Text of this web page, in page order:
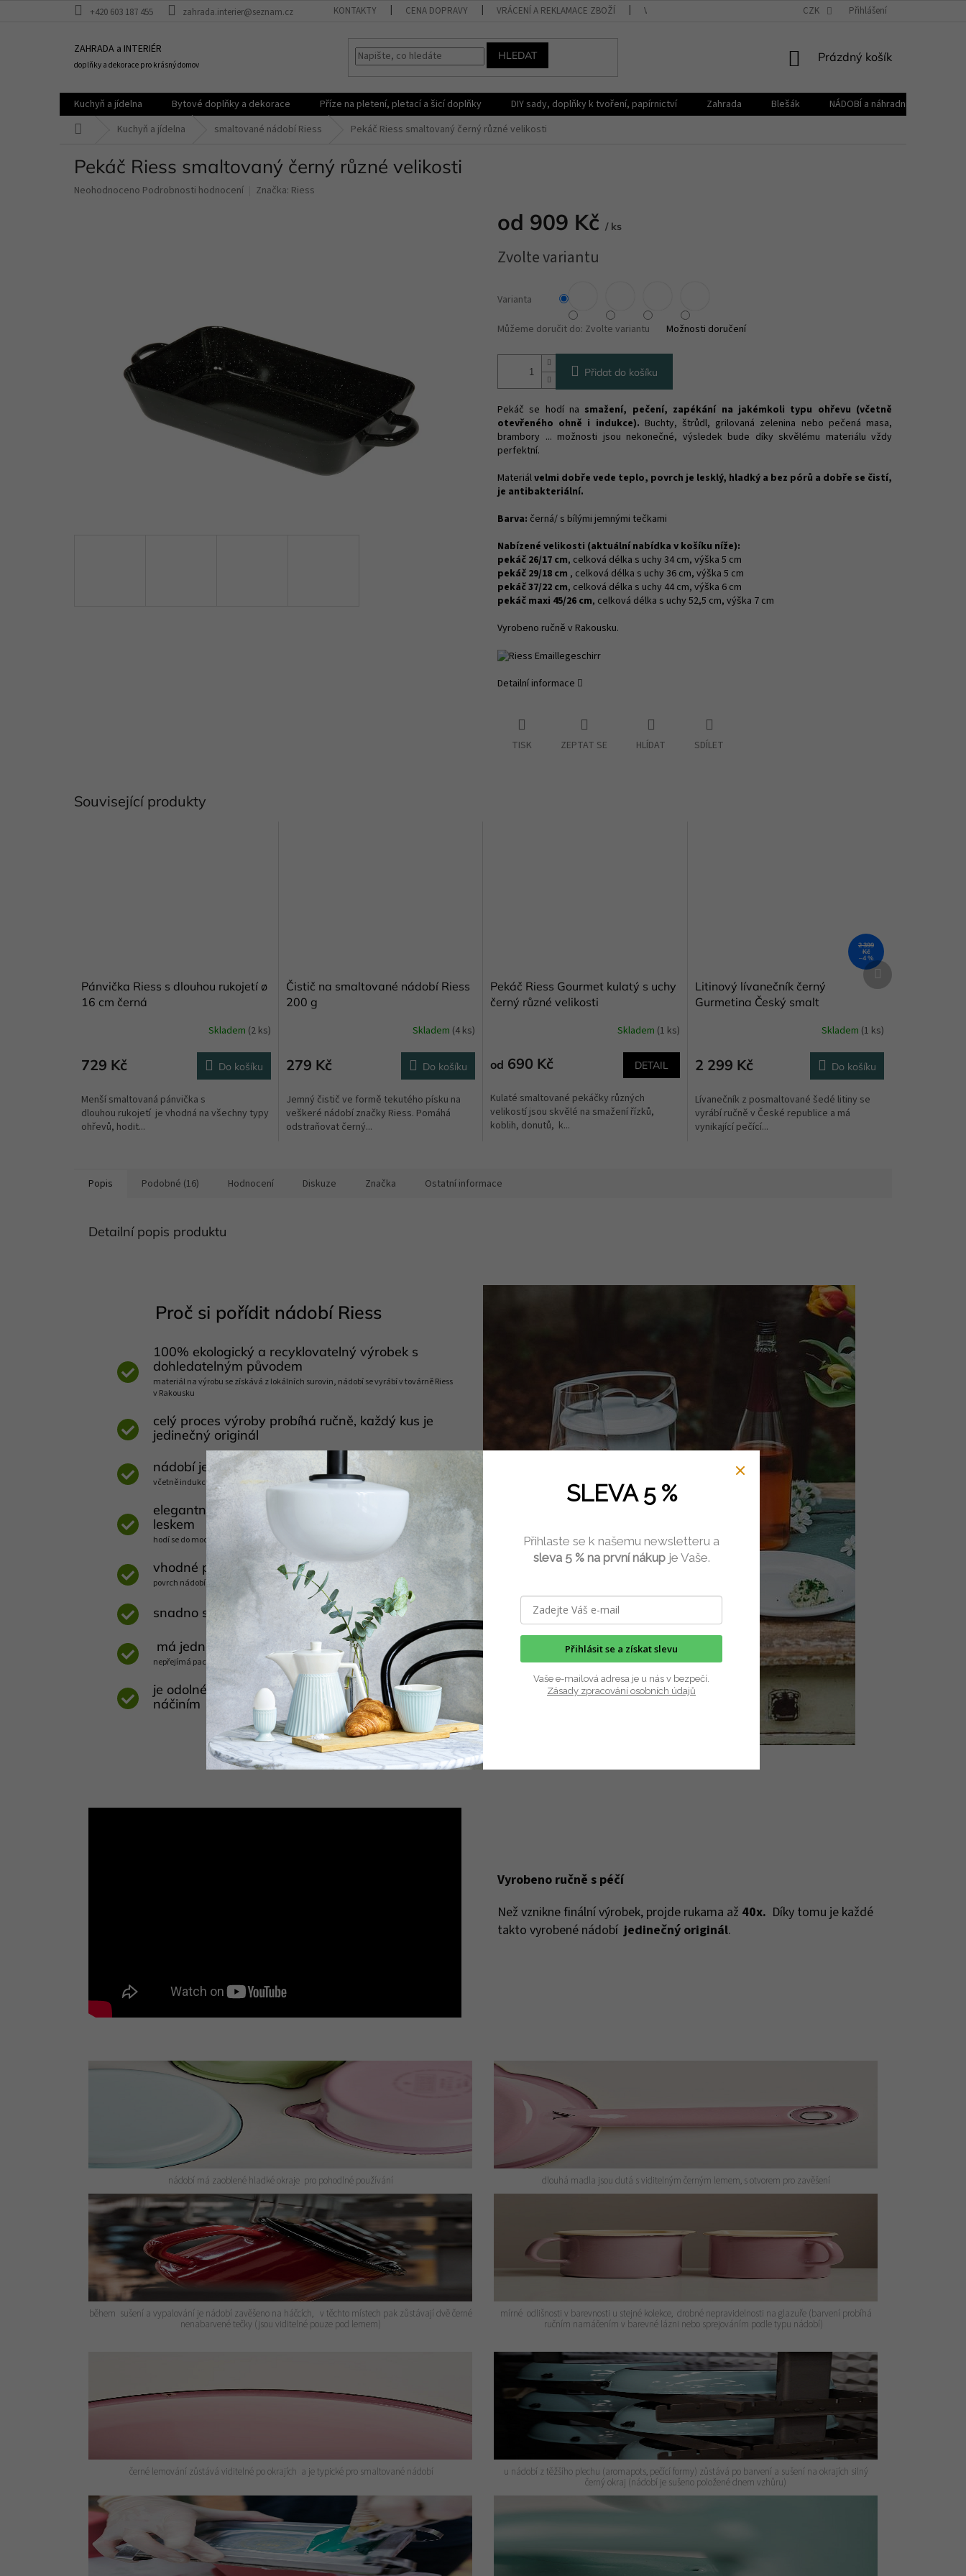
+420 603 187 455 zahrada.interier@seznam.cz KONTAKTY CENA DOPRAVY VRÁCENÍ A REKLAMACE ZBOŽÍ VŠEOBECNÉ OBCHODNÍ PODMÍNKY REKLAMAČNÍ ŘÁD
CZK Přihlášení
ZAHRADA a INTERIÉR
doplňky a dekorace pro krásný domov
HLEDAT
NÁKUPNÍ
Prázdný košík
Kuchyň a jídelna Bytové doplňky a dekorace Příze na pletení, pletací a šicí doplňky DIY sady, doplňky k tvoření, papírnictví Zahrada Blešák
NÁDOBÍ a náhradní díly KELOmat
Kuchyň a jídelna smaltované nádobí Riess Pekáč Riess smaltovaný černý různé velikosti
Pekáč Riess smaltovaný černý různé velikosti
Průměrné
Neohodnoceno Podrobnosti hodnocení Značka: Riess
od 909 Kč / ks
cena:
Zvolte variantu
Varianta
Můžeme doručit do: Zvolte variantu Možnosti doručení
Přidat do košíku
Pekáč se hodí na smažení, pečení, zapékání na jakémkoli typu ohřevu (včetně
otevřeného ohně i indukce). Buchty, štrůdl, grilovaná zelenina nebo pečená masa,
brambory ... možnosti jsou nekonečné, výsledek bude díky skvělému materiálu vždy
perfektní.
Materiálvelmi dobře vede teplo, povrch je lesklý, hladký a bez pórů a dobře se čistí,
je antibakteriální.
Barva: černá/ s bílými jemnými tečkami
Nabízené velikosti (aktuální nabídka v košíku níže):
pekáč 26/17 cm, celková délka s uchy 34 cm, výška 5 cm
pekáč 29/18 cm , celková délka s uchy 36 cm, výška 5 cm
pekáč 37/22 cm, celková délka s uchy 44 cm, výška 6 cm
pekáč maxi 45/26 cm, celková délka s uchy 52,5 cm, výška 7 cm
Vyrobeno ručně v Rakousku.
Detailní informace
TISK ZEPTAT SE HLÍDAT SDÍLET
Související produkty
Pánvička Riess s dlouhou rukojetí ø
16 cm černá
produktu
je
z
5
hvězdiček.
Skladem (2 ks)
729 Kč Do košíku
Menší smaltovaná pánvička s
dlouhou rukojetí je vhodná na všechny typy
ohřevů, hodit...
Čistič na smaltované nádobí Riess
200 g
produktu
je
z
5
hvězdiček.
Skladem (4 ks)
279 Kč Do košíku
Jemný čistič ve formě tekutého písku na
veškeré nádobí značky Riess. Pomáhá
odstraňovat černý...
Pekáč Riess Gourmet kulatý s uchy
černý různé velikosti
Skladem (1 ks)
od 690 Kč DETAIL
Kulaté smaltované pekáčky různých
velikostí jsou skvělé na smažení řízků,
koblih, donutů, k...
2 399
Kč
–4 %
Litinový lívanečník černý
Gurmetina Český smalt
Skladem (1 ks)
2 299 Kč Do košíku
Lívanečník z posmaltované šedé litiny se
vyrábí ručně v České republice a má
vynikající pečící...
Další
produkt
Popis Podobné (16) Hodnocení Diskuze Značka Ostatní informace
Detailní popis produktu
Proč si pořídit nádobí Riess
100% ekologický a recyklovatelný výrobek s
dohledatelným původem
materiál na výrobu se získává z lokálních surovin, nádobí se vyrábí v továrně Riess
v Rakousku
celý proces výroby probíhá ručně, každý kus je
jedinečný originál
nádobí je vhodné na jakýkoli typ ohřevu
včetně indukce, otevřeného ohně, trouby a grilu
elegantní design s jasnými barvami a vysokým
leskem
hodí se do moderní i venkovské kuchyně, ale i na kempování
vhodné pro úsporné a zdravé vaření
povrch nádobí se rychle rozehřívá a dlouho si udržuje požadovanou teplotu
snadno se čistí, lze mýt v myčce nádobí
má jednolitý antibakteriální povrch bez pórů
nepřejímá pachy jiných potravin a mohou ho používat osoby alergické na nikl
je odolné proti poškrábání kovovým kuchyňským
náčiním
Vyrobeno ručně s péčí
Než vznikne finální výrobek, projde rukama až 40x. Díky tomu je každé
takto vyrobené nádobíjedinečný originál.
nádobí má zaoblené hladké okraje pro pohodlné používání dlouhá madla jsou dutá s viditelným černým lemem, s otvorem pro zavěšení
během sušení a vypalování je nádobí zavěšeno na háčcích, v těchto místech pak zůstávají dvě černé
nenabarvené tečky (jsou viditelné pouze pod lemem)
mírné odlišnosti v barevnosti u stejné kolekce, drobné nepravidelnosti na glazuře (barvení probíhá
ručním namáčením v barevné lázni nebo sprejováním podle typu nádobí)
černé lemování zůstává viditelné po okrajích a je typické pro smaltované nádobí
u nádobí z těžšího plechu (aromapots, pečící formy) zůstává po barvení a sušení na okrajích silný
černý okraj (nádobí je sušeno položené dnem vzhůru)
SLEVA 5 %
Přihlaste se k našemu newsletteru a
sleva 5 % na první nákupje Vaše.
Přihlásit se a získat slevu
Vaše e-mailová adresa je u nás v bezpečí.
Zásady zpracování osobních údajů